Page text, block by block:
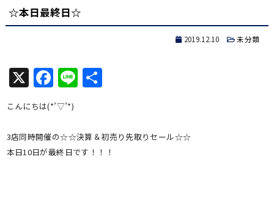
☆本日最終日☆
2019.12.10 未分類
X Facebook
Line共
こんにちは(*’▽’*)
3店同時開催の☆☆決算＆初売り先取りセール☆☆
本日10日が最終日です！！！